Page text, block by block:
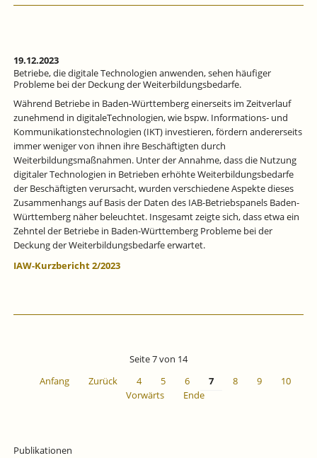
WÜRTTEMBERGISCHE
19.12.2023
Betriebe, die digitale Technologien anwenden, sehen häufiger
Probleme bei der Deckung der Weiterbildungsbedarfe.
Während Betriebe in Baden‐Württemberg einerseits im Zeitverlauf
zunehmend in digitaleTechnologien, wie bspw. Informations‐ und
Kommunikationstechnologien (IKT) investieren, fördern andererseits
immer weniger von ihnen ihre Beschäftigten durch
Weiterbildungsmaßnahmen. Unter der Annahme, dass die Nutzung
digitaler Technologien in Betrieben erhöhte Weiterbildungsbedarfe
der Beschäftigten verursacht, wurden verschiedene Aspekte dieses
Zusammenhangs auf Basis der Daten des IAB-Betriebspanels Baden-
Württemberg näher beleuchtet. Insgesamt zeigte sich, dass etwa ein
Zehntel der Betriebe in Baden‐Württemberg Probleme bei der
Deckung der Weiterbildungsbedarfe erwartet.
IAW-Kurzbericht 2/2023
Seite 7 von 14
Anfang
Zurück 4 5 6 7 8 9
10
Vorwärts
Ende
Publikationen